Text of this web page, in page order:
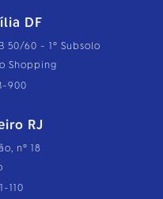
DF
50/60 - 1º Subsolo
Shopping
900
RJ
nº 18
110